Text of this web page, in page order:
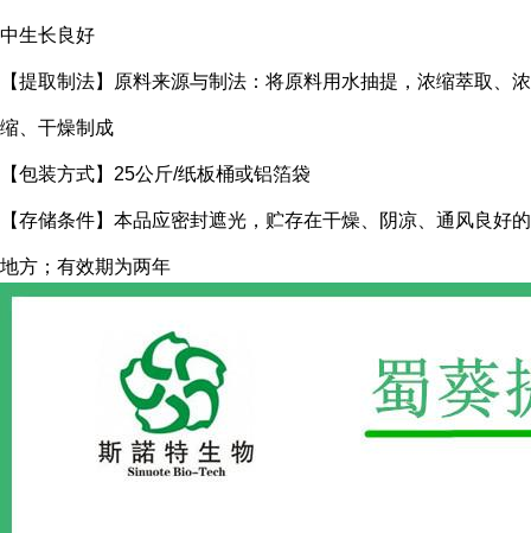
中生长良好
【提取制法】原料来源与制法：将原料用水抽提，浓缩萃取、浓
缩、干燥制成
【包装方式】25公斤/纸板桶或铝箔袋
【存储条件】本品应密封遮光，贮存在干燥、阴凉、通风良好的
地方；有效期为两年